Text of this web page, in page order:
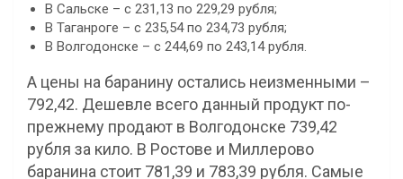
В Сальске – с 231,13 по 229,29 рубля;
В Таганроге – с 235,54 по 234,73 рубля;
В Волгодонске – с 244,69 по 243,14 рубля.
А цены на баранину остались неизменными –
792,42. Дешевле всего данный продукт по-
прежнему продают в Волгодонске 739,42
рубля за кило. В Ростове и Миллерово
баранина стоит 781,39 и 783,39 рубля. Самые